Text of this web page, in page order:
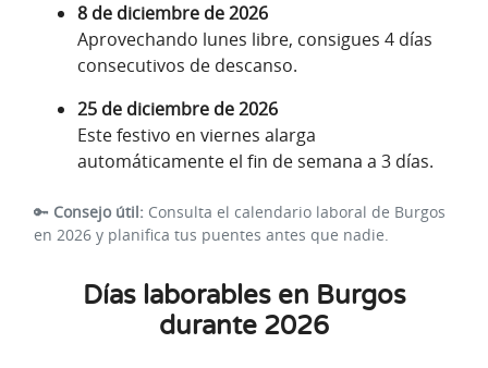
8 de diciembre de 2026
Aprovechando lunes libre, consigues 4 días
consecutivos de descanso.
25 de diciembre de 2026
Este festivo en viernes alarga
automáticamente el fin de semana a 3 días.
🔑 Consejo útil: Consulta el calendario laboral de Burgos
en 2026 y planifica tus puentes antes que nadie.
Días laborables en Burgos
durante 2026